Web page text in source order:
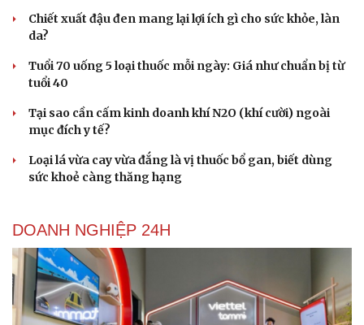
Tư vấn
Săn Tour
check-in
Đọc truyện đêm khuya
Cửa sổ tình yêu
Kể chuyện cho bé
Chiết xuất đậu đen mang lại lợi ích gì cho sức khỏe, làn
da?
Tuổi 70 uống 5 loại thuốc mỗi ngày: Giá như chuẩn bị từ
tuổi 40
Tại sao cần cấm kinh doanh khí N2O (khí cười) ngoài
mục đích y tế?
Loại lá vừa cay vừa đắng là vị thuốc bổ gan, biết dùng
sức khoẻ càng thăng hạng
DOANH NGHIỆP 24H